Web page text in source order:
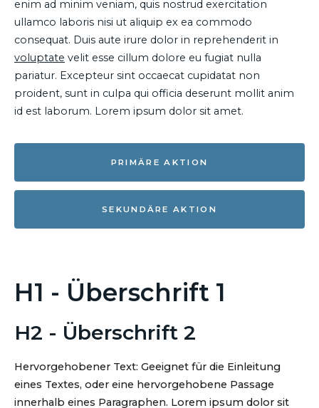
enim ad minim veniam, quis nostrud exercitation
ullamco laboris nisi ut aliquip ex ea commodo
consequat. Duis aute irure dolor in reprehenderit in
voluptate velit esse cillum dolore eu fugiat nulla
pariatur. Excepteur sint occaecat cupidatat non
proident, sunt in culpa qui officia deserunt mollit anim
id est laborum. Lorem ipsum dolor sit amet.
PRIMÄRE AKTION
SEKUNDÄRE AKTION
H1 - Überschrift 1
H2 - Überschrift 2
Hervorgehobener Text: Geeignet für die Einleitung
eines Textes, oder eine hervorgehobene Passage
innerhalb eines Paragraphen. Lorem ipsum dolor sit